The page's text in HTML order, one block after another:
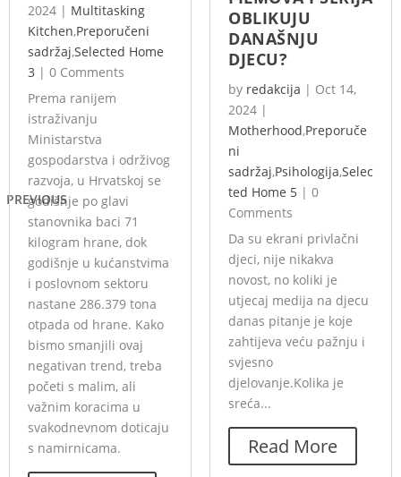
PREVIOUS
2024 | Multitasking
Kitchen,Preporučeni
sadržaj,Selected Home
3 | 0 Comments
Prema ranijem
istraživanju
Ministarstva
gospodarstva i održivog
razvoja, u Hrvatskoj se
godišnje po glavi
stanovnika baci 71
kilogram hrane, dok
godišnje u kućanstvima
i poslovnom sektoru
nastane 286.379 tona
otpada od hrane. Kako
bismo smanjili ovaj
negativan trend, treba
početi s malim, ali
važnim koracima u
svakodnevnom doticaju
s namirnicama.
OBLIKUJU
DANAŠNJU
DJECU?
by redakcija | Oct 14,
2024 |
Motherhood,Preporuče
ni
sadržaj,Psihologija,Selec
ted Home 5 | 0
Comments
Da su ekrani privlačni
djeci, nije nikakva
novost, no koliki je
utjecaj medija na djecu
danas pitanje je koje
zahtijeva veću pažnju i
svjesno
djelovanje.Kolika je
sreća...
Read More